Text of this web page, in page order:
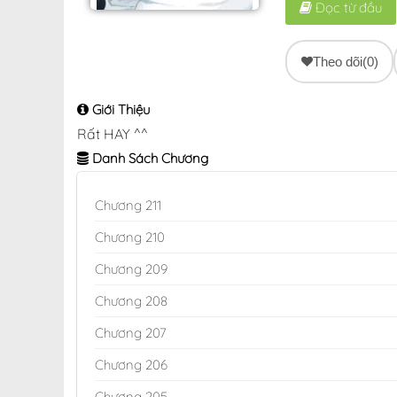
Đọc từ đầu
Theo dõi(0)
Giới Thiệu
Rất HAY ^^
Danh Sách Chương
Chương 211
Chương 210
Chương 209
Chương 208
Chương 207
Chương 206